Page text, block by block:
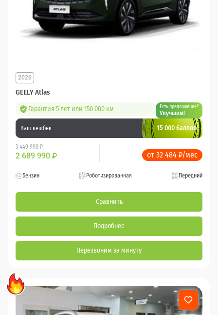
GEELY Atlas
2026
Гарантия 5 лет или 150 000 км Есть предложение?
Улучшим!
Ваш кешбек 15 000 баллов
3 449 990 ₽
2 689 990 ₽ от 32 484 ₽/мес
Бензин Роботизированная Передний
Сравнить
Подробнее
Перезвоним за минуту